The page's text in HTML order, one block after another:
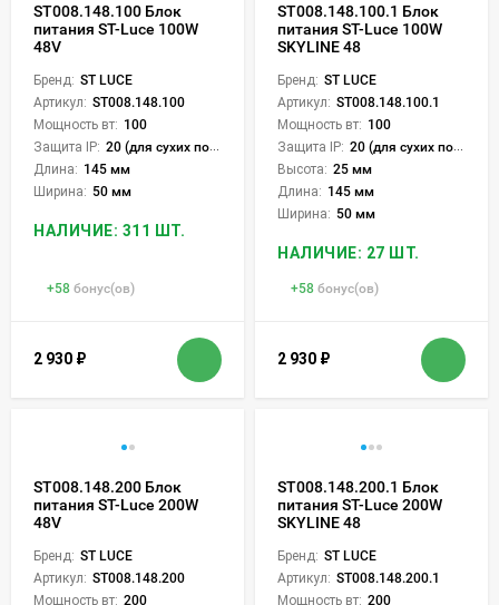
ST008.148.100 Блок
питания ST-Luce 100W
48V
Бренд: ST LUCE
Артикул: ST008.148.100
Мощность вт: 100
Защита IP: 20 (для сухих пом.)
Длина: 145 мм
Ширина: 50 мм
НАЛИЧИЕ: 311 ШТ.
+58 бонус(ов)
2 930 ₽
ST008.148.100.1 Блок
питания ST-Luce 100W
SKYLINE 48
Бренд: ST LUCE
Артикул: ST008.148.100.1
Мощность вт: 100
Защита IP: 20 (для сухих пом.)
Высота: 25 мм
Длина: 145 мм
Ширина: 50 мм
НАЛИЧИЕ: 27 ШТ.
+58 бонус(ов)
2 930 ₽
ST008.148.200 Блок
питания ST-Luce 200W
48V
Бренд: ST LUCE
Артикул: ST008.148.200
Мощность вт: 200
ST008.148.200.1 Блок
питания ST-Luce 200W
SKYLINE 48
Бренд: ST LUCE
Артикул: ST008.148.200.1
Мощность вт: 200